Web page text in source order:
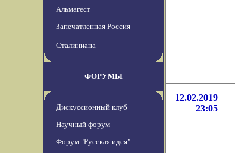
Альмагест
Запечатленная Россия
Сталиниана
ФОРУМЫ
Дискуссионный клуб
Научный форум
Форум "Русская идея"
12.02.2019
23:05